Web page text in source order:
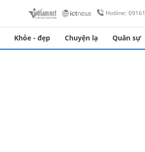
Hotline:
Khỏe - đẹp Chuyện lạ Quân sự